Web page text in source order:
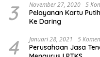
3 November 27, 2020 5
Pelayanan Kartu
Ke Daring
4 Januari 28, 2021 5
Perusahaan Jasa